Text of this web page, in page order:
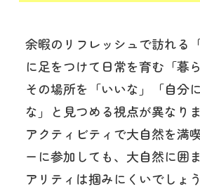
余暇のリフレッシュで訪れる
に足をつけて日常を育む「暮
その場所を「いいな」「自分
な」と見つめる視点が異なりま
アクティビティで大自然を満
ーに参加しても、大自然に囲
アリティは掴みにくいでしょう